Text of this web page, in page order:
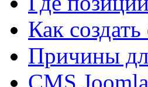
Как
Причины
CMS